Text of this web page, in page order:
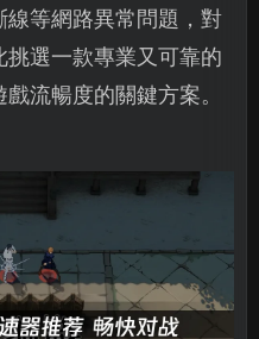
等網路異常問題，對
選一款專業又可靠的
流暢度的關鍵方案。